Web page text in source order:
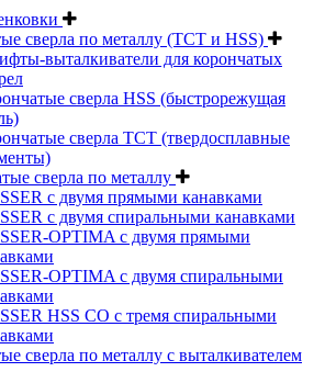
сверла по металлу (TCT и HSS)
выталкиватели для корончатых
сверла HSS (быстрорежущая
сверла TCT (твердосплавные
сверла по металлу
с двумя прямыми канавками
с двумя спиральными канавками
OPTIMA с двумя прямыми
OPTIMA с двумя спиральными
HSS CО с тремя спиральными
сверла по металлу c выталкивателем